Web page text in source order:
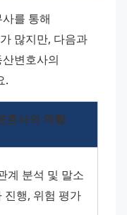
를 통해
많지만, 다음과
변호사의
.
호사의 역할
계 분석 및 말소
진행, 위험 평가